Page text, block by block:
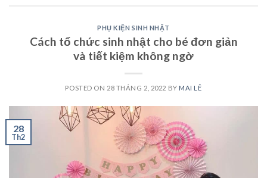
PHỤ KIỆN SINH NHẬT
Cách tổ chức sinh nhật cho bé đơn giản
và tiết kiệm không ngờ
POSTED ON 28 THÁNG 2, 2022 BY MAI LÊ
28
Th2